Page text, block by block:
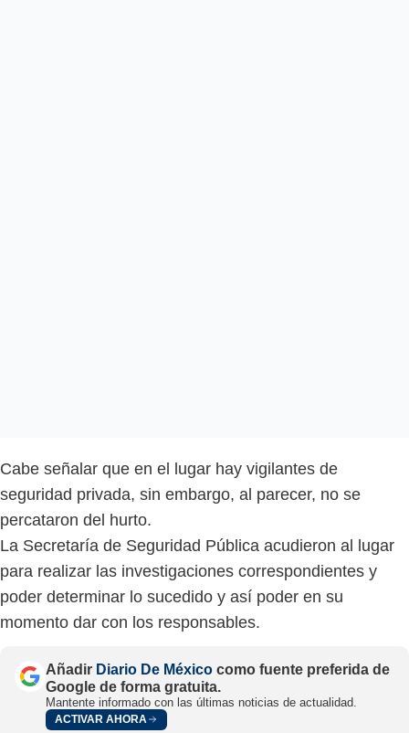
Cabe señalar que en el lugar hay vigilantes de
seguridad privada, sin embargo, al parecer, no se
percataron del hurto.
La Secretaría de Seguridad Pública acudieron al lugar
para realizar las investigaciones correspondientes y
poder determinar lo sucedido y así poder en su
momento dar con los responsables.
Añadir Diario De México como fuente preferida de
Google de forma gratuita.
Mantente informado con las últimas noticias de actualidad.
ACTIVAR AHORA